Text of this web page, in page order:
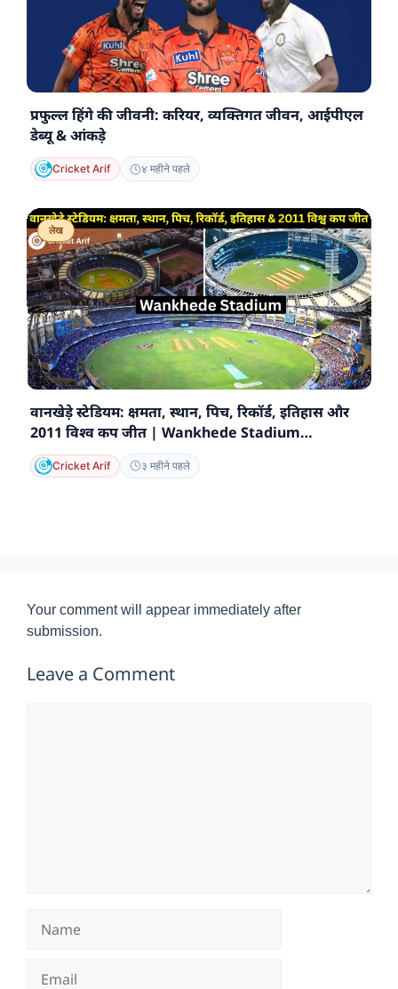
प्रफुल्ल हिंगे की जीवनी: करियर, व्यक्तिगत जीवन, आईपीएल
डेब्यू & आंकड़े
Cricket Arif ४ महीने पहले
लेख
वानखेड़े स्टेडियम: क्षमता, स्थान, पिच, रिकॉर्ड, इतिहास और
2011 विश्व कप जीत | Wankhede Stadium
(Mumbai)
Cricket Arif ३ महीने पहले
Your comment will appear immediately after
submission.
Leave a Comment